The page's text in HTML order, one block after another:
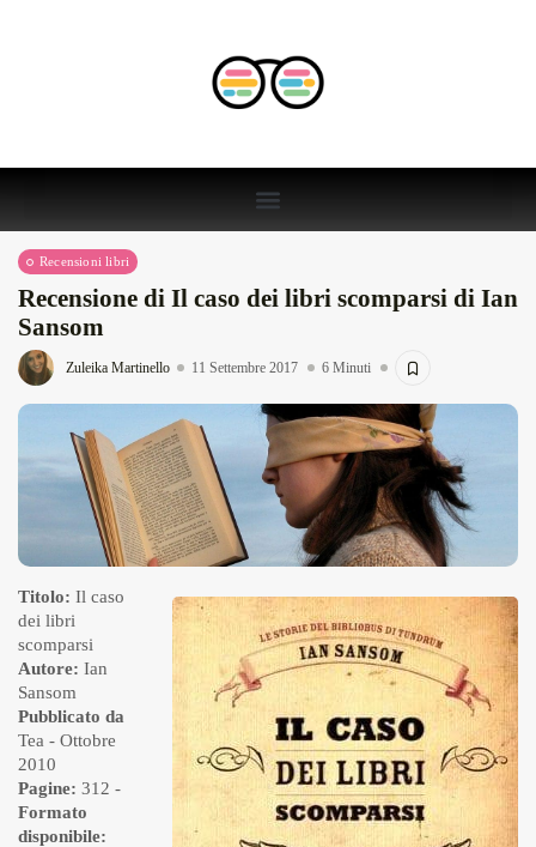
Recensioni libri
Recensione di Il caso dei libri scomparsi di Ian
Sansom
Zuleika Martinello 11 Settembre 2017 6 Minuti
Titolo: Il caso
dei libri
scomparsi
Autore: Ian
Sansom
Pubblicato da
Tea - Ottobre
2010
Pagine: 312 -
Formato
disponibile: